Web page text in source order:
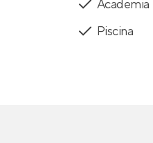
Academia
Piscina